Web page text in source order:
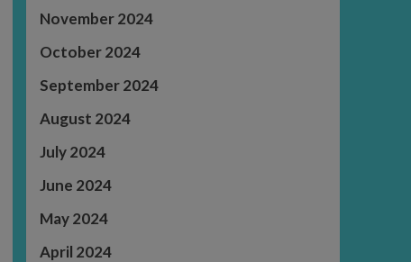
November 2024
October 2024
September 2024
August 2024
July 2024
June 2024
May 2024
April 2024